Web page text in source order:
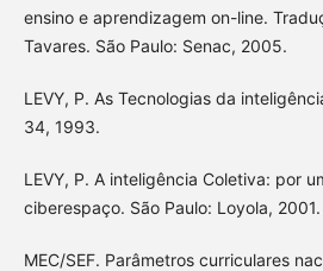
ensino e aprendizagem on-line.
Tavares. São Paulo: Senac, 2005.
LEVY, P. As Tecnologias da
34, 1993.
LEVY, P. A inteligência Coletiva: por
ciberespaço. São Paulo: Loyola, 2001.
MEC/SEF. Parâmetros curriculares